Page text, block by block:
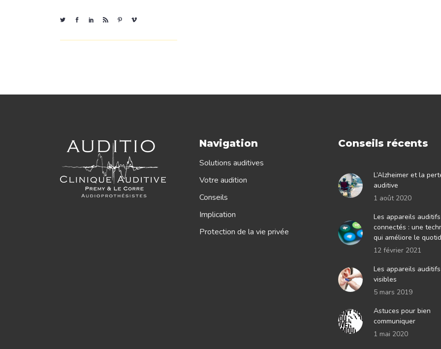
Navigation
Solutions auditives
Votre audition
Conseils
Implication
Protection de la vie privée
Conseils récents
L’Alzheimer et la
auditive
1 août 2020
Les appareils auditifs
connectés : une
qui améliore le
12 février 2021
Les appareils
visibles
5 mars 2019
Astuces pour bien
communiquer
1 mai 2020